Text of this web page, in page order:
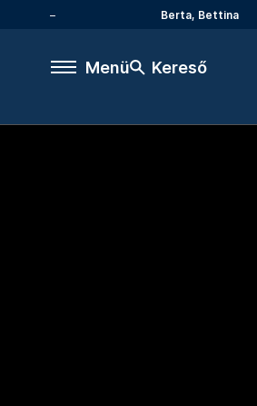
Berta, Bettina
Menü Kereső